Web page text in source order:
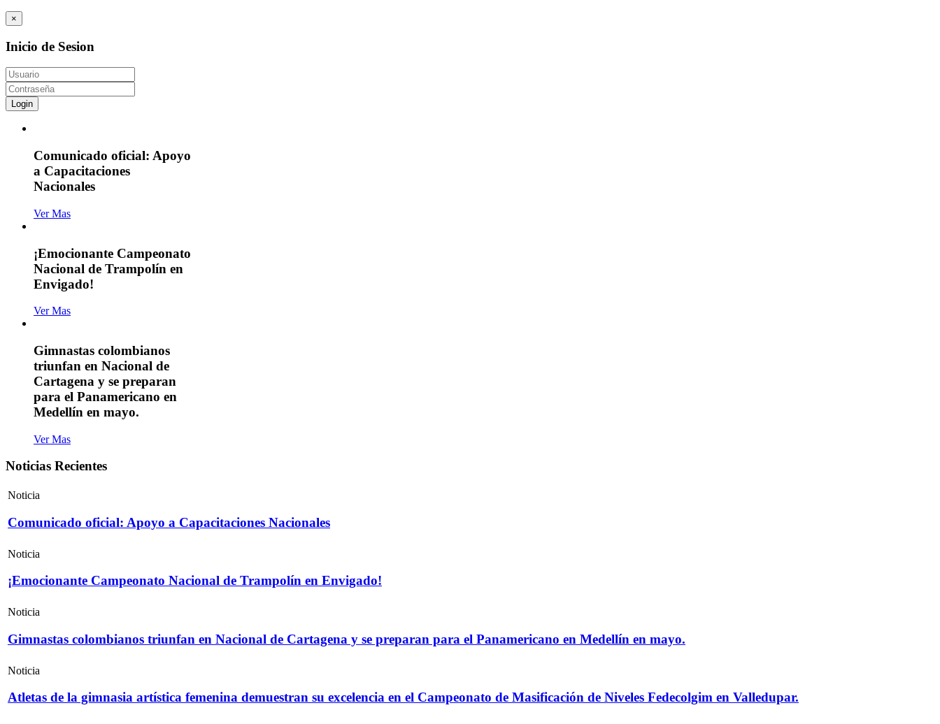
×
Inicio de Sesion
Login
Comunicado oficial: Apoyo
a Capacitaciones
Nacionales
Ver Mas
¡Emocionante Campeonato
Nacional de Trampolín en
Envigado!
Ver Mas
Gimnastas colombianos
triunfan en Nacional de
Cartagena y se preparan
para el Panamericano en
Medellín en mayo.
Ver Mas
Noticias Recientes
Noticia
Comunicado oficial: Apoyo a Capacitaciones Nacionales
Noticia
¡Emocionante Campeonato Nacional de Trampolín en Envigado!
Noticia
Gimnastas colombianos triunfan en Nacional de Cartagena y se preparan para el Panamericano en Medellín en mayo.
Noticia
Atletas de la gimnasia artística femenina demuestran su excelencia en el Campeonato de Masificación de Niveles Fedecolgim en Valledupar.